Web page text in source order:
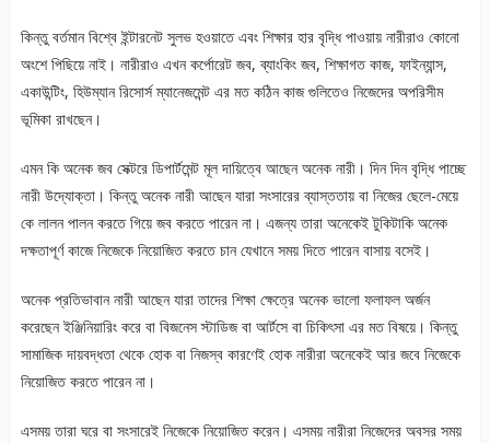
কিন্তু বর্তমান বিশ্বে ইন্টারনেট সুলভ হওয়াতে এবং শিক্ষার হার বৃদ্ধি পাওয়ায় নারীরাও কোনো
অংশে পিছিয়ে নাই। নারীরাও এখন কর্পোরেট জব, ব্যাংকিং জব, শিক্ষাগত কাজ, ফাইন্যান্স,
একাউন্টিং, হিউম্যান রিসোর্স ম্যানেজমেন্ট এর মত কঠিন কাজ গুলিতেও নিজেদের অপরিসীম
ভূমিকা রাখছেন।
এমন কি অনেক জব সেক্টরে ডিপার্টমেন্ট মূল দায়িত্বে আছেন অনেক নারী। দিন দিন বৃদ্ধি পাচ্ছে
নারী উদ্যোক্তা। কিন্তু অনেক নারী আছেন যারা সংসারের ব্যাস্ততায় বা নিজের ছেলে-মেয়ে
কে লালন পালন করতে গিয়ে জব করতে পারেন না। এজন্য তারা অনেকেই টুকিটাকি অনেক
দক্ষতাপূর্ণ কাজে নিজেকে নিয়োজিত করতে চান যেখানে সময় দিতে পারেন বাসায় বসেই।
অনেক প্রতিভাবান নারী আছেন যারা তাদের শিক্ষা ক্ষেত্রে অনেক ভালো ফলাফল অর্জন
করেছেন ইঞ্জিনিয়ারিং করে বা বিজনেস স্টাডিজ বা আর্টসে বা চিকিৎসা এর মত বিষয়ে। কিন্তু
সামাজিক দায়বদ্ধতা থেকে হোক বা নিজস্ব কারণেই হোক নারীরা অনেকেই আর জবে নিজেকে
নিয়োজিত করতে পারেন না।
এসময় তারা ঘরে বা সংসারেই নিজেকে নিয়োজিত করেন। এসময় নারীরা নিজেদের অবসর সময়